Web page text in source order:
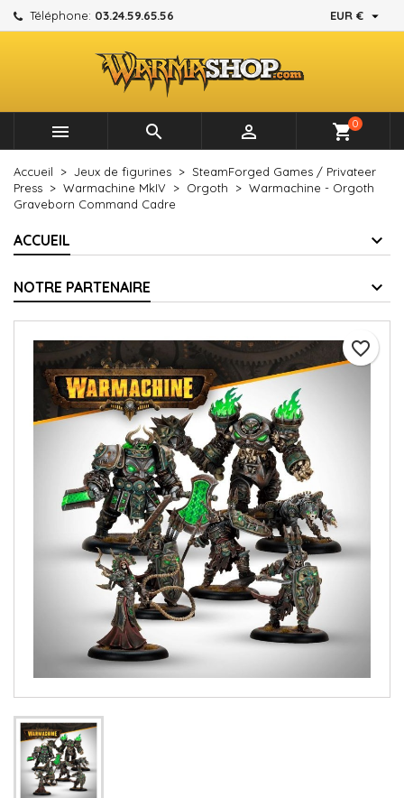
Téléphone: 03.24.59.65.56 EUR € 
   shopping_cart0
Accueil Jeux de figurines
SteamForged Games / Privateer
Press
Warmachine MkIV Orgoth
Warmachine - Orgoth
Graveborn Command Cadre
ACCUEIL
NOTRE PARTENAIRE
favorite_border
Mes listes d'envies ×
Créer une nouvelle liste
Créer une liste d'envies ×
Nom de la liste d'envies
Annuler Créer une liste d'envies
Connexion ×
Vous devez être connecté pour ajouter des produits à
votre liste d'envies.